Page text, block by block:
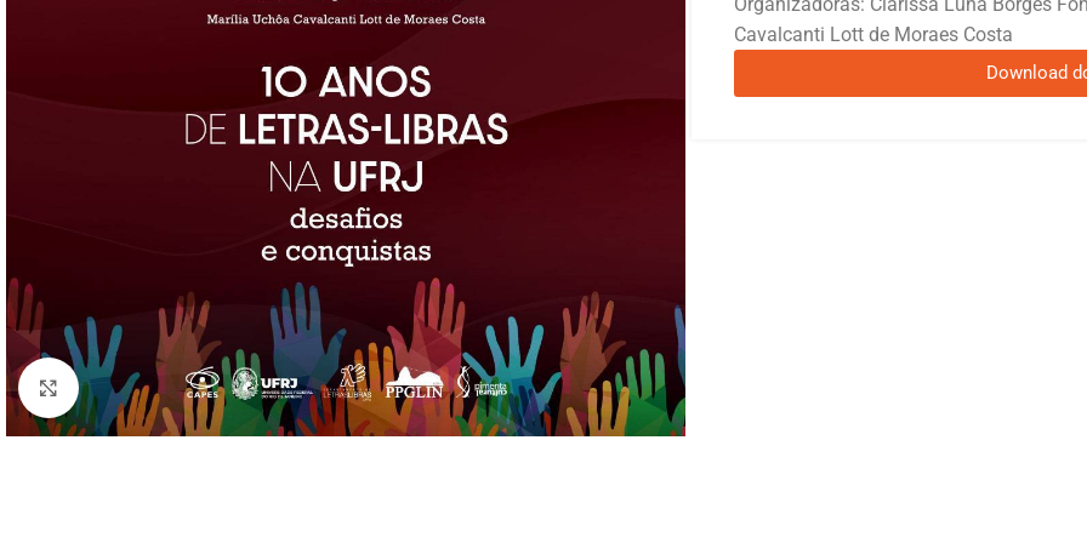
Click to enlarge
Cavalcanti Lott de Moraes Costa
Download